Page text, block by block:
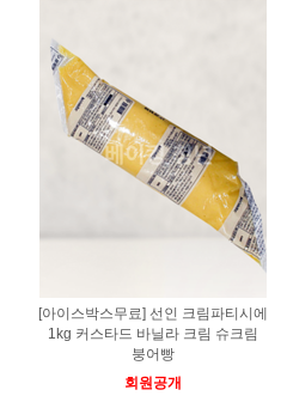
[아이스박스무료] 선인 크림파티시에
1kg 커스타드 바닐라 크림 슈크림
붕어빵
회원공개